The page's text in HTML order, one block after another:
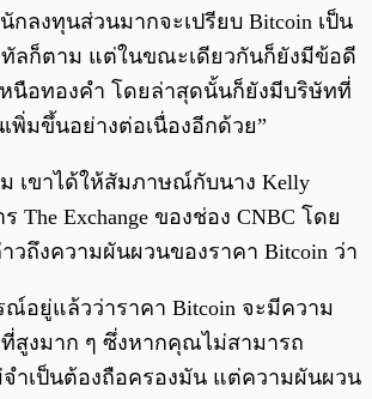
กลงทุนส่วนมากจะเปรียบ Bitcoin เป็น
ลก็ตาม แต่ในขณะเดียวกันก็ยังมีข้อดี
นือทองคำ โดยล่าสุดนั้นก็ยังมีบริษัทที่
พิ่มขึ้นอย่างต่อเนื่องอีกด้วย”
เขาได้ให้สัมภาษณ์กับนาง Kelly
The Exchange ของช่อง CNBC โดย
วถึงความผันผวนของราคา Bitcoin ว่า
อยู่แล้วว่าราคา Bitcoin จะมีความ
สูงมาก ๆ ซึ่งหากคุณไม่สามารถ
ำเป็นต้องถือครองมัน แต่ความผันผวน